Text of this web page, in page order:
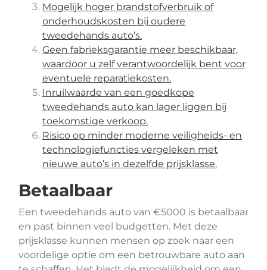
Mogelijk hoger brandstofverbruik of
onderhoudskosten bij oudere
tweedehands auto’s.
Geen fabrieksgarantie meer beschikbaar,
waardoor u zelf verantwoordelijk bent voor
eventuele reparatiekosten.
Inruilwaarde van een goedkope
tweedehands auto kan lager liggen bij
toekomstige verkoop.
Risico op minder moderne veiligheids- en
technologiefuncties vergeleken met
nieuwe auto’s in dezelfde prijsklasse.
Betaalbaar
Een tweedehands auto van €5000 is betaalbaar
en past binnen veel budgetten. Met deze
prijsklasse kunnen mensen op zoek naar een
voordelige optie om een betrouwbare auto aan